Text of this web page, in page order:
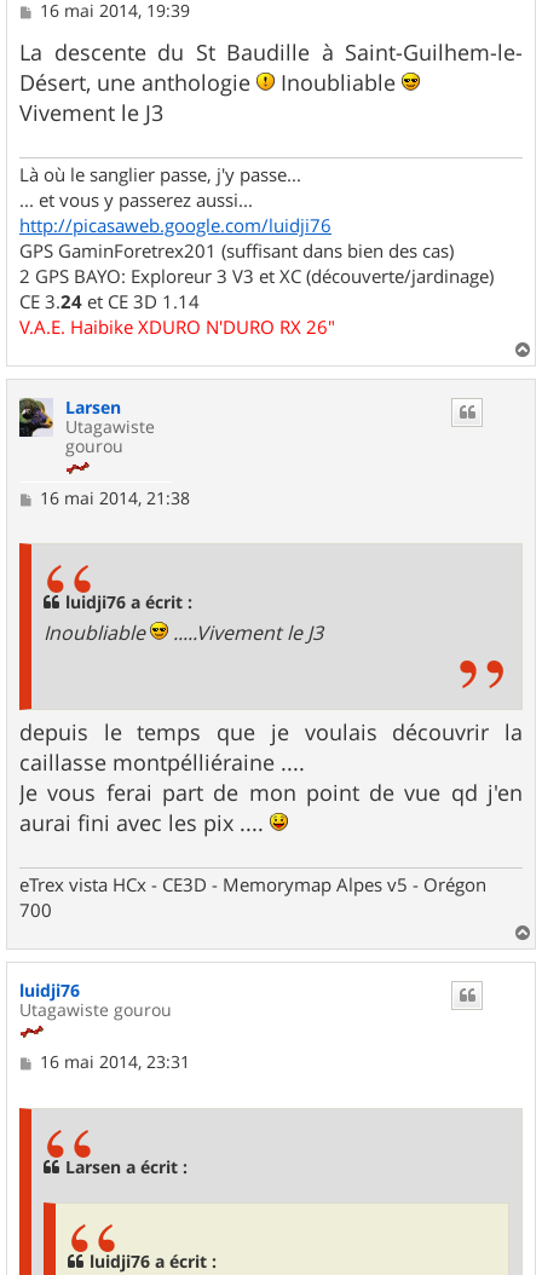
M
s
s
a
g
e
16 mai 2014, 19:39
La descente du St Baudille à Saint-Guilhem-le-
Désert, une anthologie
Inoubliable
Vivement le J3
Là où le sanglier passe, j'y passe...
... et vous y passerez aussi...
http://picasaweb.google.com/luidji76
GPS GaminForetrex201 (suffisant dans bien des cas)
2 GPS BAYO: Exploreur 3 V3 et XC (découverte/jardinage)
CE 3.24 et CE 3D 1.14
V.A.E. Haibike XDURO N'DURO RX 26"
a
Larsen
Utagawiste
gourou
M16 mai 2014, 21:38
luidji76 a écrit :
Inoubliable .....Vivement le J3
depuis le temps que je voulais découvrir la
caillasse montpélliéraine ....
Je vous ferai part de mon point de vue qd j'en
aurai fini avec les pix ....
eTrex vista HCx - CE3D - Memorymap Alpes v5 - Orégon
700
a
luidji76
Utagawiste gourou
M16 mai 2014, 23:31
Larsen a écrit :
luidji76 a écrit :